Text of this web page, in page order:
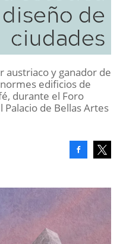
de
ciudades
austriaco y ganador de
edificios de
durante el Foro
de Bellas Artes